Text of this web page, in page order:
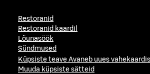
Restoranid
Restoranid kaardil
Lõunasöök
Sündmused
Küpsiste teave Avaneb uues vahekaardis
Muuda küpsiste sätteid